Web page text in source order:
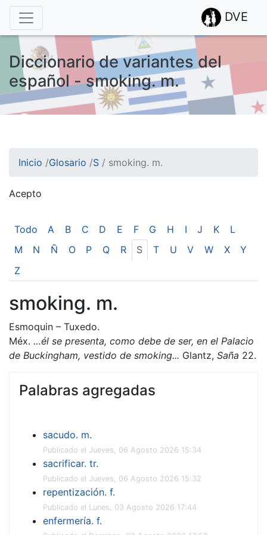
DVE
Diccionario de variantes del
español - smoking. m.
Inicio /Glosario /S / smoking. m.
Acepto
Todo A B C D E F G H I J K
L
M
N Ñ O P Q R S T U V W X
Y
Z
smoking. m.
Esmoquin – Tuxedo.
Méx. …él se presenta, como debe de ser, en el Palacio
de Buckingham, vestido de smoking... Glantz, Saña 22.
Palabras agregadas
sacudo. m.
Publicado el Jueves, 06 Agosto 2026 15:34
sacrificar. tr.
Publicado el Jueves, 06 Agosto 2026 15:32
repentización. f.
Publicado el Lunes, 03 Agosto 2026 17:44
enfermería. f.